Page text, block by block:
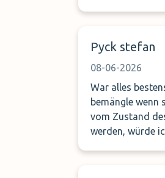
Pyck stefan
08-06-2026
War alles
bemängle wenn
vom Zustand
werden, würde